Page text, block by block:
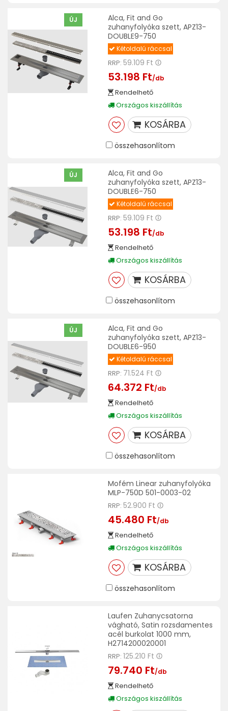
ÚJ
Alca, Fit and Go
zuhanyfolyóka szett, APZ13-
DOUBLE9-750
Kétoldalú ráccsal
RRP: 59.109 Ft
53.198 Ft/db
Rendelhető
Országos kiszállítás
KOSÁRBA
összehasonlítom
ÚJ
Alca, Fit and Go
zuhanyfolyóka szett, APZ13-
DOUBLE6-750
Kétoldalú ráccsal
RRP: 59.109 Ft
53.198 Ft/db
Rendelhető
Országos kiszállítás
KOSÁRBA
összehasonlítom
ÚJ
Alca, Fit and Go
zuhanyfolyóka szett, APZ13-
DOUBLE6-950
Kétoldalú ráccsal
RRP: 71.524 Ft
64.372 Ft/db
Rendelhető
Országos kiszállítás
KOSÁRBA
összehasonlítom
Mofém Linear zuhanyfolyóka
MLP-750D 501-0003-02
RRP: 52.900 Ft
45.480 Ft/db
Rendelhető
Országos kiszállítás
KOSÁRBA
összehasonlítom
Laufen Zuhanycsatorna
vágható, Satin rozsdamentes
acél burkolat 1000 mm,
H2714200020001
RRP: 125.210 Ft
79.740 Ft/db
Rendelhető
Országos kiszállítás